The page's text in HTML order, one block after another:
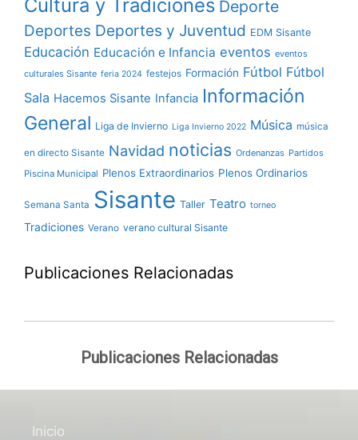
Cultura y Tradiciones Deporte
Deportes Deportes y Juventud EDM Sisante
Educación Educación e Infancia eventos eventos
culturales Sisante feria 2024 festejos Formación Fútbol Fútbol
Sala Hacemos Sisante Infancia Información
General Liga de Invierno Liga Invierno 2022 Música música
en directo Sisante Navidad noticias Ordenanzas Partidos
Piscina Municipal Plenos Extraordinarios Plenos Ordinarios
Semana Santa Sisante Taller Teatro torneo
Tradiciones Verano verano cultural Sisante
Publicaciones Relacionadas
Publicaciones Relacionadas
Inicio